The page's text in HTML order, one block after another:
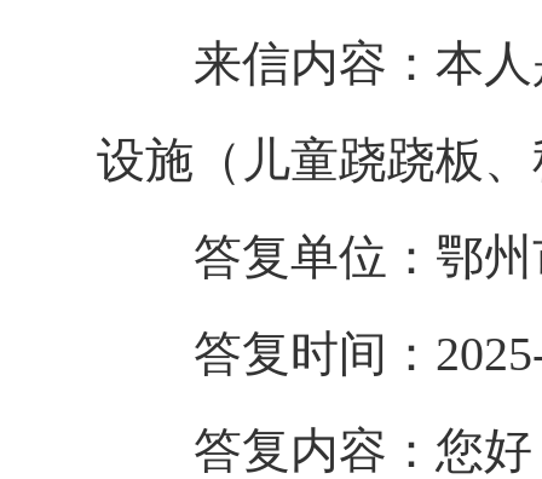
来信内容： 本
设施（儿童跷跷板
答复单位： 鄂
答复时间：2025-
答复内容： 您